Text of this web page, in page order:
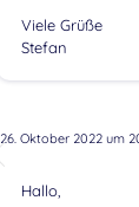
Viele Grüße
Stefan
26. Oktober 2022 um
Hallo,